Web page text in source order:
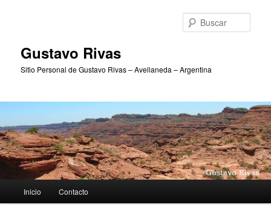
Gustavo Rivas
Sitio Personal de Gustavo Rivas – Avellaneda – Argentina
principal
Inicio Contacto